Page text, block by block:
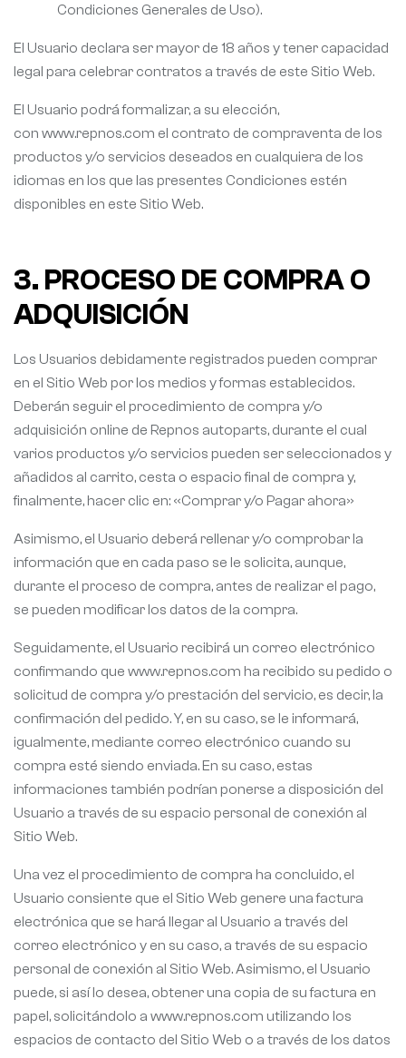
Condiciones Generales de Uso).
El Usuario declara ser mayor de 18 años y tener capacidad
legal para celebrar contratos a través de este Sitio Web.
El Usuario podrá formalizar, a su elección,
con www.repnos.com el contrato de compraventa de los
productos y/o servicios deseados en cualquiera de los
idiomas en los que las presentes Condiciones estén
disponibles en este Sitio Web.
3. PROCESO DE COMPRA O
ADQUISICIÓN
Los Usuarios debidamente registrados pueden comprar
en el Sitio Web por los medios y formas establecidos.
Deberán seguir el procedimiento de compra y/o
adquisición online de Repnos autoparts, durante el cual
varios productos y/o servicios pueden ser seleccionados y
añadidos al carrito, cesta o espacio final de compra y,
finalmente, hacer clic en: «Comprar y/o Pagar ahora»
Asimismo, el Usuario deberá rellenar y/o comprobar la
información que en cada paso se le solicita, aunque,
durante el proceso de compra, antes de realizar el pago,
se pueden modificar los datos de la compra.
Seguidamente, el Usuario recibirá un correo electrónico
confirmando que www.repnos.com ha recibido su pedido o
solicitud de compra y/o prestación del servicio, es decir, la
confirmación del pedido. Y, en su caso, se le informará,
igualmente, mediante correo electrónico cuando su
compra esté siendo enviada. En su caso, estas
informaciones también podrían ponerse a disposición del
Usuario a través de su espacio personal de conexión al
Sitio Web.
Una vez el procedimiento de compra ha concluido, el
Usuario consiente que el Sitio Web genere una factura
electrónica que se hará llegar al Usuario a través del
correo electrónico y en su caso, a través de su espacio
personal de conexión al Sitio Web. Asimismo, el Usuario
puede, si así lo desea, obtener una copia de su factura en
papel, solicitándolo a www.repnos.com utilizando los
espacios de contacto del Sitio Web o a través de los datos